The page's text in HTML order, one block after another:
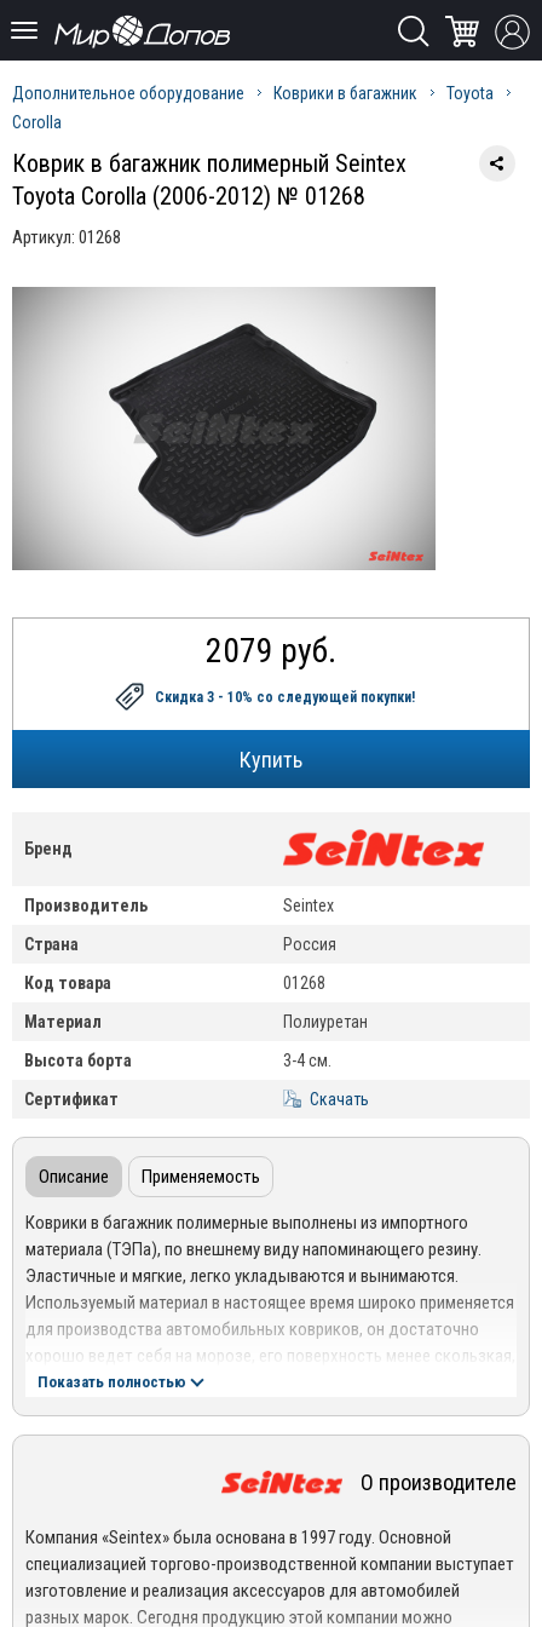
Дополнительное оборудование Коврики в багажник
Toyota
Corolla
Коврик в багажник полимерный Seintex
Toyota Corolla (2006-2012) № 01268
Артикул: 01268
2079 руб.
Скидка 3 - 10% со следующей покупки!
Бренд
Производитель
Seintex
Страна
Россия
Код товара
01268
Материал
Полиуретан
Высота борта
3-4 см.
Сертификат
Скачать
Описание Применяемость
Коврики в багажник полимерные выполнены из импортного
материала (ТЭПа), по внешнему виду напоминающего резину.
Эластичные и мягкие, легко укладываются и вынимаются.
Используемый материал в настоящее время широко применяется
для производства автомобильных ковриков, он достаточно
хорошо ведет себя на морозе, его поверхность менее скользкая,
чем у пластикового.
Прочность – при изготовлении своей продукции компания
которые хорошо выдерживают серьезные нагрузки,
Коврики с рисунком «сетка» отличаются долговечностью –
изделия не протираются и не рвутся. Высокую устойчивость к
внешним воздействиям обеспечивается за счет
Показать полностью
О производителе
Компания «Seintex» была основана в 1997 году. Основной
специализацией торгово-производственной компании выступает
изготовление и реализация аксессуаров для автомобилей
разных марок. Сегодня продукцию этой компании можно